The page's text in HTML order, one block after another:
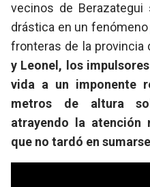
vecinos de
drástica en un
fronteras de la provincia
y Leonel, los
vida a un imponente
metros de altura
atrayendo la atención
que no tardó en